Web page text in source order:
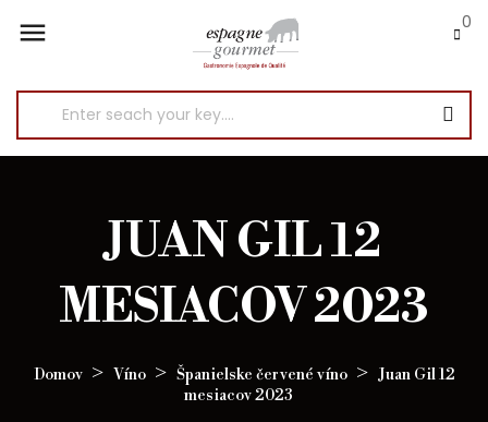
 0
JUAN GIL 12
MESIACOV 2023
Domov Víno Španielske červené víno
Juan Gil 12
mesiacov 2023